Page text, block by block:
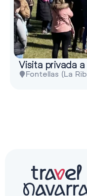
Visita privada
Fontellas (La